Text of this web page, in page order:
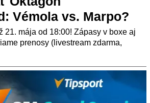
Vémola vs. Marpo?
21. mája od 18:00! Zápasy v boxe aj
prenosy (livestream zdarma,